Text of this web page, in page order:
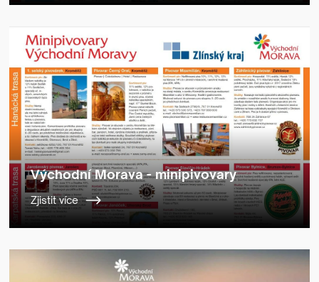
Východní Morava - minipivovary
Zjistit více